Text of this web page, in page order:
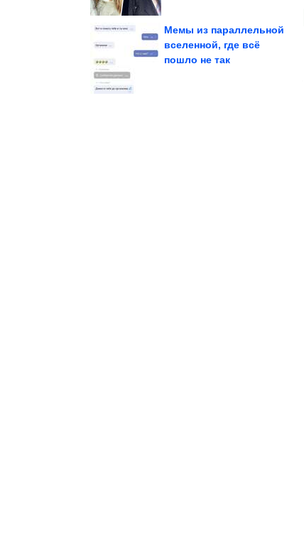
страховки
Мемы из параллельной
вселенной, где всё
пошло не так